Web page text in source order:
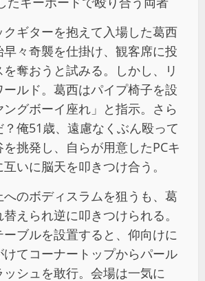
ギターを抱えて入場した葛西
々奇襲を仕掛け、観客席に投
奪おうと試みる。しかし、リ
ールド。葛西はパイプ椅子を設
グボーイ座れ」と指示。さら
俺51歳、遠慮なくぶん殴って
挑発し、自らが用意したPCキ
いに脳天を叩きつけ合う。
のボディスラムを狙うも、葛
えられ逆に叩きつけられる。
ブルを設置すると、仰向けに
てコーナートップからパール
シュを敢行。会場は一気に